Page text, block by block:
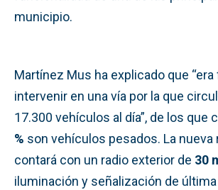
municipio.
Martínez Mus ha explicado que
intervenir en una vía por la que
17.300 vehículos al día”, de los que
% son vehículos pesados. La nueva
contará con un radio exterior de 30
iluminación y señalización de